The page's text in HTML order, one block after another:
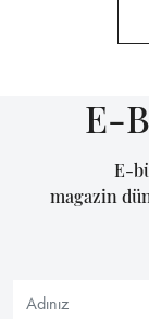
E-
E-
magazin